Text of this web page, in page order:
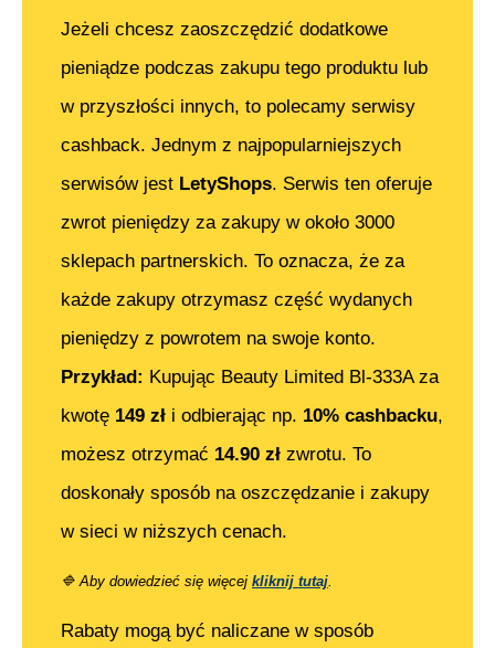
Jeżeli chcesz zaoszczędzić dodatkowe
pieniądze podczas zakupu tego produktu lub
w przyszłości innych, to polecamy serwisy
cashback. Jednym z najpopularniejszych
serwisów jest LetyShops. Serwis ten oferuje
zwrot pieniędzy za zakupy w około 3000
sklepach partnerskich. To oznacza, że za
każde zakupy otrzymasz część wydanych
pieniędzy z powrotem na swoje konto.
Przykład: Kupując Beauty Limited Bl-333Aza
kwotę 149 zł i odbierając np. 10% cashbacku,
możesz otrzymać 14.90 zł zwrotu. To
doskonały sposób na oszczędzanie i zakupy
w sieci w niższych cenach.
🔷 Aby dowiedzieć się więcej kliknij tutaj.
Rabaty mogą być naliczane w sposób